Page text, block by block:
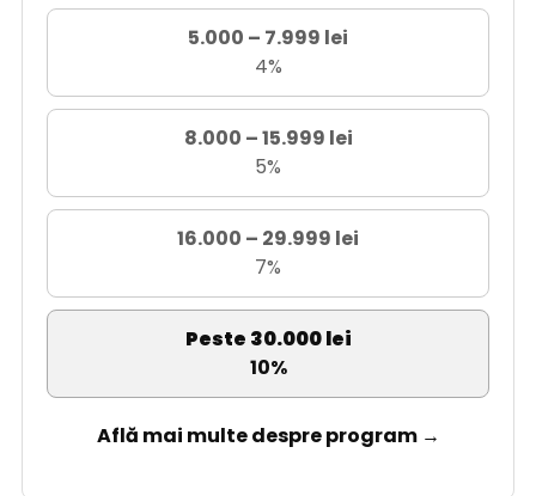
5.000 – 7.999 lei
4%
8.000 – 15.999 lei
5%
16.000 – 29.999 lei
7%
Peste 30.000 lei
10%
Află mai multe despre program →